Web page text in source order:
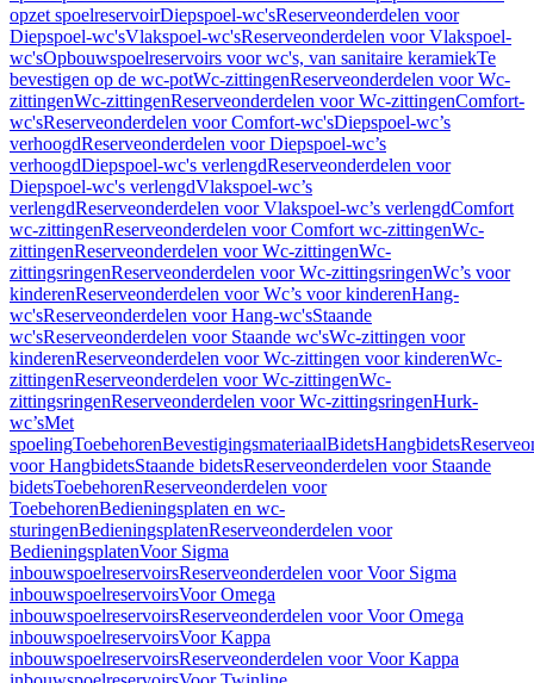
opzet spoelreservoirDiepspoel-wc'sReserveonderdelen voor
Diepspoel-wc'sVlakspoel-wc'sReserveonderdelen voor Vlakspoel-
wc'sOpbouwspoelreservoirs voor wc's, van sanitaire keramiekTe
bevestigen op de wc-potWc-zittingenReserveonderdelen voor Wc-
zittingenWc-zittingenReserveonderdelen voor Wc-zittingenComfort-
wc'sReserveonderdelen voor Comfort-wc'sDiepspoel-wc’s
verhoogdReserveonderdelen voor Diepspoel-wc’s
verhoogdDiepspoel-wc's verlengdReserveonderdelen voor
Diepspoel-wc's verlengdVlakspoel-wc’s
verlengdReserveonderdelen voor Vlakspoel-wc’s verlengdComfort
wc-zittingenReserveonderdelen voor Comfort wc-zittingenWc-
zittingenReserveonderdelen voor Wc-zittingenWc-
zittingsringenReserveonderdelen voor Wc-zittingsringenWc’s voor
kinderenReserveonderdelen voor Wc’s voor kinderenHang-
wc'sReserveonderdelen voor Hang-wc'sStaande
wc'sReserveonderdelen voor Staande wc'sWc-zittingen voor
kinderenReserveonderdelen voor Wc-zittingen voor kinderenWc-
zittingenReserveonderdelen voor Wc-zittingenWc-
zittingsringenReserveonderdelen voor Wc-zittingsringenHurk-
wc’sMet
spoelingToebehorenBevestigingsmateriaalBidetsHangbidets
voor HangbidetsStaande bidetsReserveonderdelen voor Staande
bidetsToebehorenReserveonderdelen voor
ToebehorenBedieningsplaten en wc-
sturingenBedieningsplatenReserveonderdelen voor
BedieningsplatenVoor Sigma
inbouwspoelreservoirsReserveonderdelen voor Voor Sigma
inbouwspoelreservoirsVoor Omega
inbouwspoelreservoirsReserveonderdelen voor Voor Omega
inbouwspoelreservoirsVoor Kappa
inbouwspoelreservoirsReserveonderdelen voor Voor Kappa